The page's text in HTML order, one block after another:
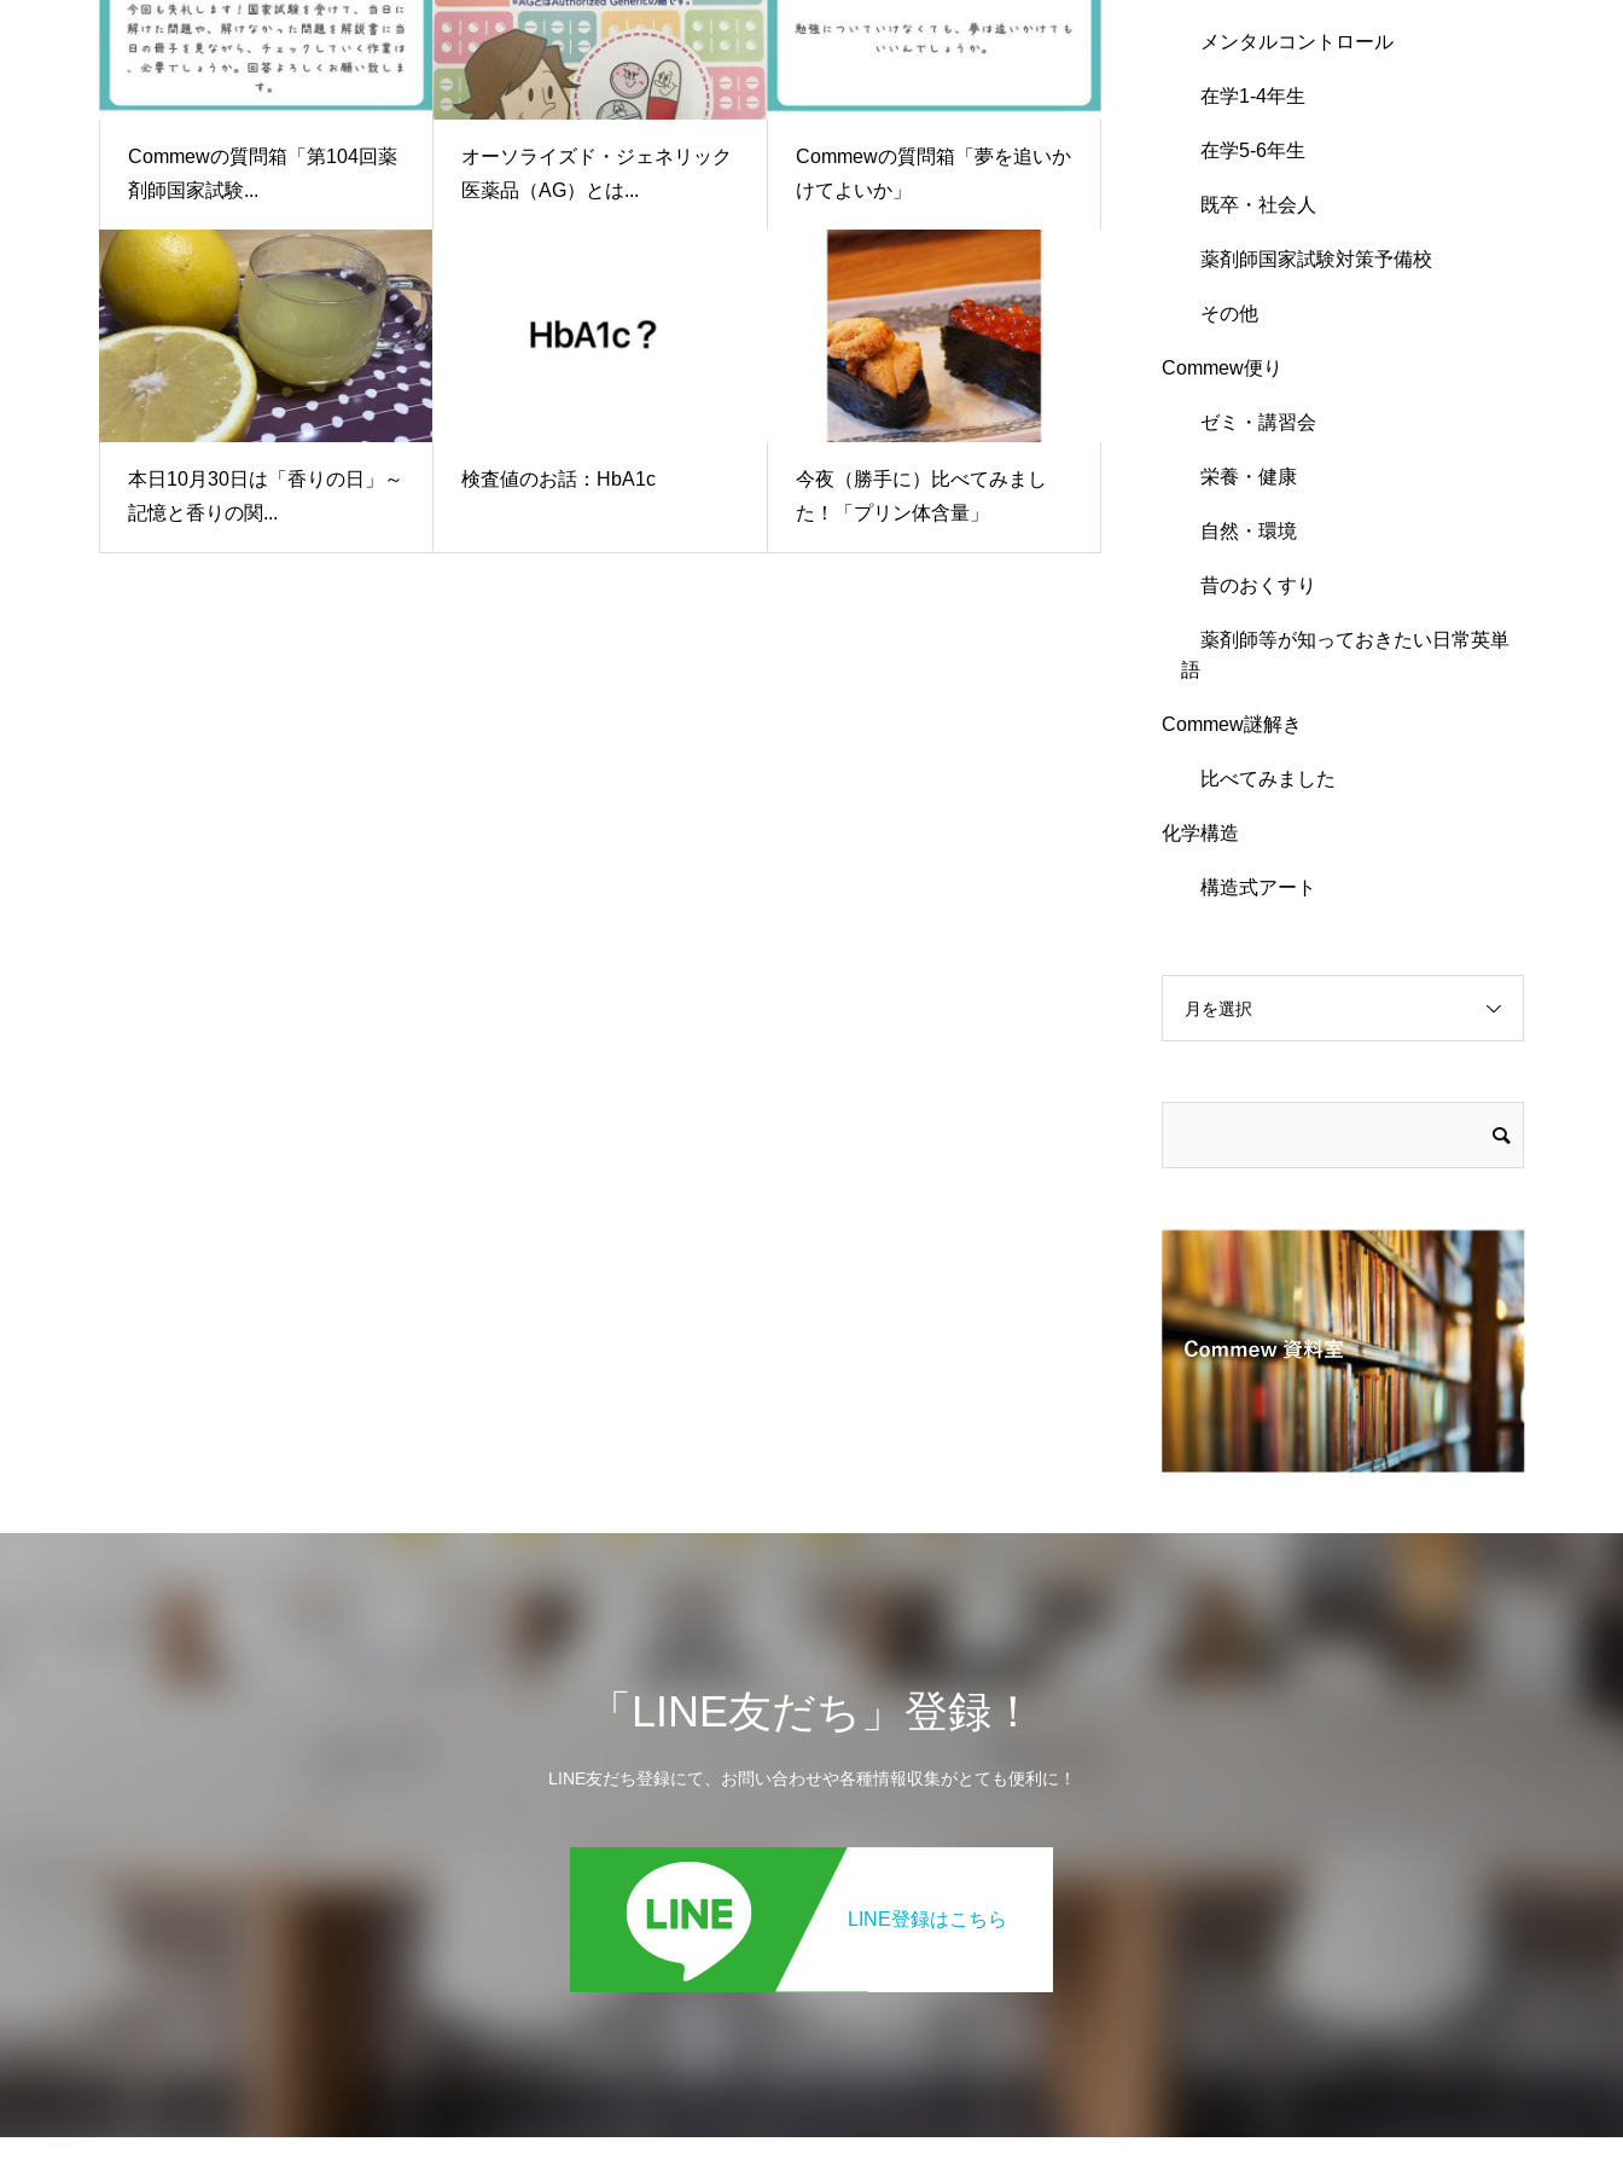
Commewの質問箱「第104回薬
剤師国家試験...
オーソライズド・ジェネリック
医薬品（AG）とは...
Commewの質問箱「夢を追いか
けてよいか」
本日10月30日は「香りの日」～
記憶と香りの関...
検査値のお話：HbA1c
今夜（勝手に）比べてみまし
た！「プリン体含量」
メンタルコントロール
在学1-4年生
在学5-6年生
既卒・社会人
薬剤師国家試験対策予備校
その他
Commew便り
ゼミ・講習会
栄養・健康
自然・環境
昔のおくすり
薬剤師等が知っておきたい日常英単
語
Commew謎解き
比べてみました
化学構造
構造式アート
月を選択
「LINE友だち」登録！
LINE友だち登録にて、お問い合わせや各種情報収集がとても便利に！
LINE登録はこちら